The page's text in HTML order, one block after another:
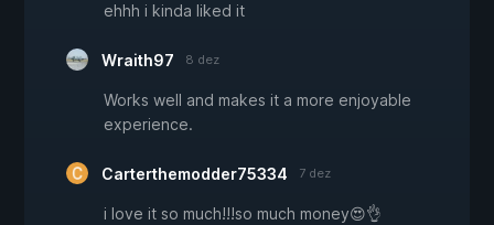
ehhh i kinda liked it
Wraith97 8 dez
Works well and makes it a more enjoyable
experience.
Carterthemodder75334 7 dez
i love it so much!!!so much money😍👌